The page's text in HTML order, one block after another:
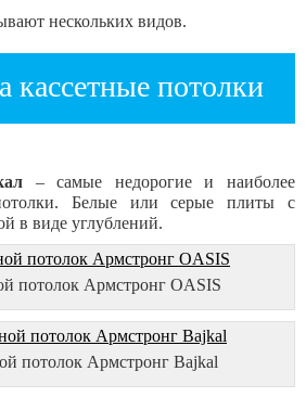
нескольких видов.
кассетные потолки
– самые недорогие и наиболее
Белые или серые плиты с
в виде углублений.
потолок Армстронг OASIS
потолок Армстронг Bajkal